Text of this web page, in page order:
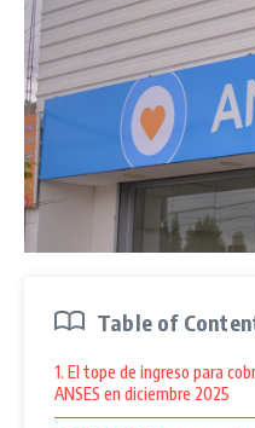
Table of
1. El tope de ingreso para
ANSES en diciembre 2025